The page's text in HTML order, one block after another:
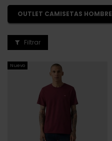
OUTLET CAMISETAS HOMBRE
Filtrar
Nuevo